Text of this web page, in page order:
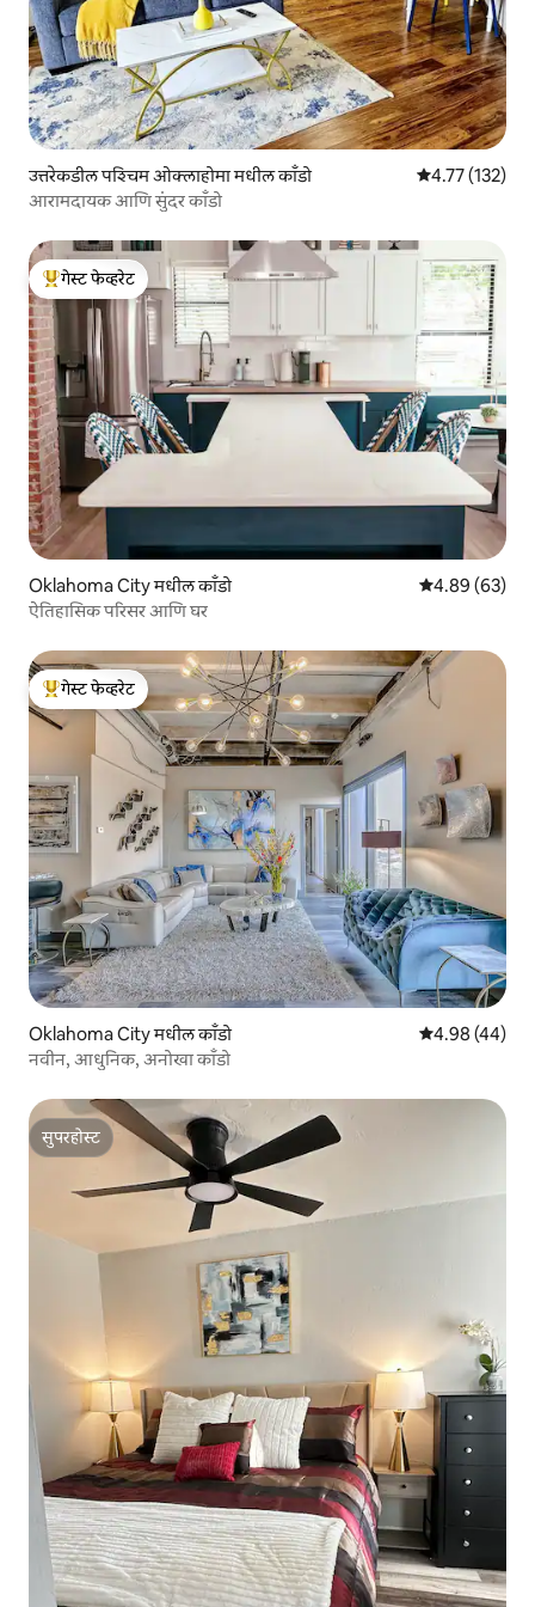
उत्तरेकडील पश्चिम ओक्लाहोमा मधील काँडो 5 पैकी 4.77
4.77 (132)
आरामदायक आणि सुंदर काँडो
टॉप गेस्ट फेव्हरेट
गेस्ट फेव्हरेट
Oklahoma City मधील काँडो 5 पैकी 4.89
4.89 (63)
ऐतिहासिक परिसर आणि घर
टॉप गेस्ट फेव्हरेट
गेस्ट फेव्हरेट
Oklahoma City मधील काँडो 5 पैकी 4.98
4.98 (44)
नवीन, आधुनिक, अनोखा काँडो
सुपरहोस्ट
सुपरहोस्ट